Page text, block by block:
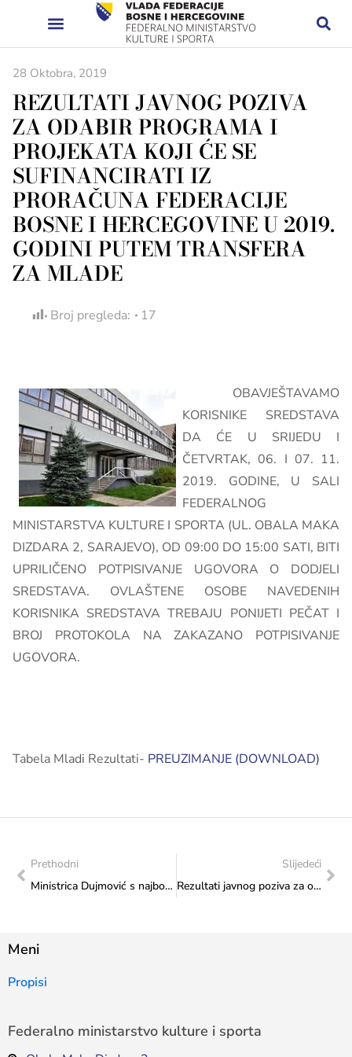
28 Oktobra, 2019
REZULTATI JAVNOG POZIVA
ZA ODABIR PROGRAMA I
PROJEKATA KOJI ĆE SE
SUFINANCIRATI IZ
PRORAČUNA FEDERACIJE
BOSNE I HERCEGOVINE U 2019.
GODINI PUTEM TRANSFERA
ZA MLADE
Broj pregleda: 17
OBAVJEŠTAVAMO
KORISNIKE SREDSTAVA
DA ĆE U SRIJEDU I
ČETVRTAK, 06. I 07. 11.
2019. GODINE, U SALI
FEDERALNOG
MINISTARSTVA KULTURE I SPORTA (UL. OBALA MAKA
DIZDARA 2, SARAJEVO), OD 09:00 DO 15:00 SATI, BITI
UPRILIČENO POTPISIVANJE UGOVORA O DODJELI
SREDSTAVA. OVLAŠTENE OSOBE NAVEDENIH
KORISNIKA SREDSTAVA TREBAJU PONIJETI PEČAT I
BROJ PROTOKOLA NA ZAKAZANO POTPISIVANJE
UGOVORA.
Tabela Mladi Rezultati- PREUZIMANJE (DOWNLOAD)
Prethodni
Ministrica Dujmović s najboljim bh. atletičarem Amelom Tukom
Slijedeći
Rezultati javnog poziva za odabir programa i projekata koji će se sufinancirati iz proračuna Federacije Bosne i Hercegovine u 2019. godini putem transfera za sport od značaja za federaciju
Meni
Propisi
Federalno ministarstvo kulture i sporta